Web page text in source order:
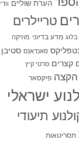
הערת שוליים וודי
טריילרים
בלוג מדע בדיוני מוזיקה
סאנדאנס סטיבן
קצרים סרטי קיץ
הקצה פיקסאר
ישראלי
תיעודי
תסריטאות